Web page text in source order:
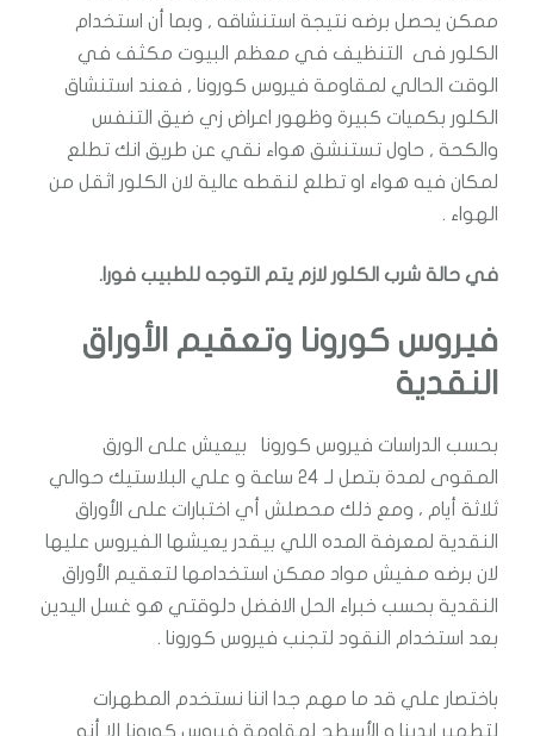
ممكن يحصل برضه نتيجة استنشاقه , وبما أن استخدام
الكلور فى التنظيف في معظم البيوت مكثف في
الوقت الحالي لمقاومة فيروس كورونا , فعند استنشاق
الكلور بكميات كبيرة وظهور اعراض زي ضيق التنفس
والكحة , حاول تستنشق هواء نقي عن طريق انك تطلع
لمكان فيه هواء او تطلع لنقطه عالية لان الكلور اثقل من
الهواء .
في حالة شرب الكلور لازم يتم التوجه للطبيب فورا.
فيروس كورونا وتعقيم الأوراق
النقدية
بحسب الدراسات فيروس كورونا بيعيش على الورق
المقوى لمدة بتصل لـ 24 ساعة و علي البلاستيك حوالي
ثلاثة أيام ، ومع ذلك محصلش أي اختبارات على الأوراق
النقدية لمعرفة المده اللي بيقدر يعيشها الفيروس عليها
لان برضه مفيش مواد ممكن استخدامها لتعقيم الأوراق
النقدية بحسب خبراء الحل الافضل دلوقتي هو غسل اليدين
بعد استخدام النقود لتجنب فيروس كورونا .
باختصار علي قد ما مهم جدا اننا نستخدم المطهرات
لتطهير ايدينا و الأسطح لمقاومة فيروس كورونا إلا أنه